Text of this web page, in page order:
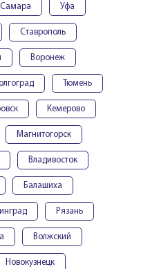
Самара Уфа
Ставрополь
Воронеж
Тюмень
Кемерово
Магнитогорск
Владивосток
Балашиха
Рязань
Волжский
Новокузнецк